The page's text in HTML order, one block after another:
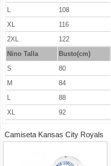
L
108
XL
116
2XL
122
Nino Talla
Busto(cm)
S
80
M
84
L
88
XL
92
Camiseta Kansas City Royals